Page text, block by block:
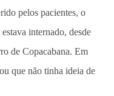
pelos pacientes, o
estava internado, desde
de Copacabana. Em
que não tinha ideia de